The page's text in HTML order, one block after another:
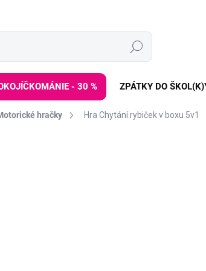
Hledat
- 30 % ZPÁTKY DO
hračky Hra Chytání rybiček v boxu 5v1